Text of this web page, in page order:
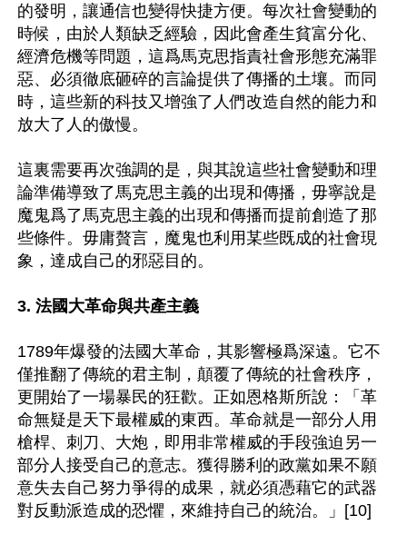
的發明，讓通信也變得快捷方便。每次社會變動的
時候，由於人類缺乏經驗，因此會產生貧富分化、
經濟危機等問題，這爲馬克思指責社會形態充滿罪
惡、必須徹底砸碎的言論提供了傳播的土壤。而同
時，這些新的科技又增強了人們改造自然的能力和
放大了人的傲慢。
這裏需要再次強調的是，與其說這些社會變動和理
論準備導致了馬克思主義的出現和傳播，毋寧說是
魔鬼爲了馬克思主義的出現和傳播而提前創造了那
些條件。毋庸贅言，魔鬼也利用某些既成的社會現
象，達成自己的邪惡目的。
3. 法國大革命與共產主義
1789年爆發的法國大革命，其影響極爲深遠。它不
僅推翻了傳統的君主制，顛覆了傳統的社會秩序，
更開始了一場暴民的狂歡。正如恩格斯所說：「革
命無疑是天下最權威的東西。革命就是一部分人用
槍桿、刺刀、大炮，即用非常權威的手段強迫另一
部分人接受自己的意志。獲得勝利的政黨如果不願
意失去自己努力爭得的成果，就必須憑藉它的武器
對反動派造成的恐懼，來維持自己的統治。」[10]